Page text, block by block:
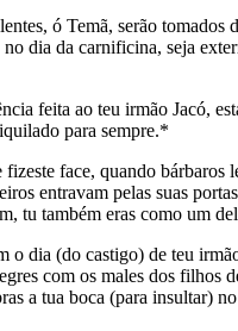
ó Temã, serão tomados
dia da carnificina, seja
feita ao teu irmão Jacó,
para sempre.*
face, quando bárbaros
entravam pelas suas
tu também eras como um
o dia (do castigo) de teu
com os males dos filhos
a tua boca (para insultar)